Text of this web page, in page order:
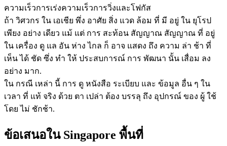
ความเร็วการเร่งความเร็วการวิ่งและโฟกัส
ถ้า วิศวกร ใน เอเชีย พึ่ง อาศัย สิ่ง แวด ล้อม ที่ มี อยู่ ใน ยุโรป
เพียง อย่าง เดียว แม้ แต่ การ สะท้อน สัญญาณ สัญญาณ ที่ อยู่
ใน เครื่อง ดู แล อัน ห่าง ไกล ก็ อาจ แสดง ถึง ความ ล่า ช้า ที่
เห็น ได้ ชัด ซึ่ง ทํา ให้ ประสบการณ์ การ พัฒนา นั้น เสื่อม ลง
อย่าง มาก.
ใน กรณี เหล่า นี้ การ ดู หนังสือ ระเบียบ และ ข้อมูล อื่น ๆ ใน
เวลา ที่ แท้ จริง ด้วย ตา เปล่า ต้อง บรรลุ ถึง อุปกรณ์ ของ ผู้ ใช้
โดย ไม่ ชักช้า.
ข้อเสนอใน Singapore พื้นที่